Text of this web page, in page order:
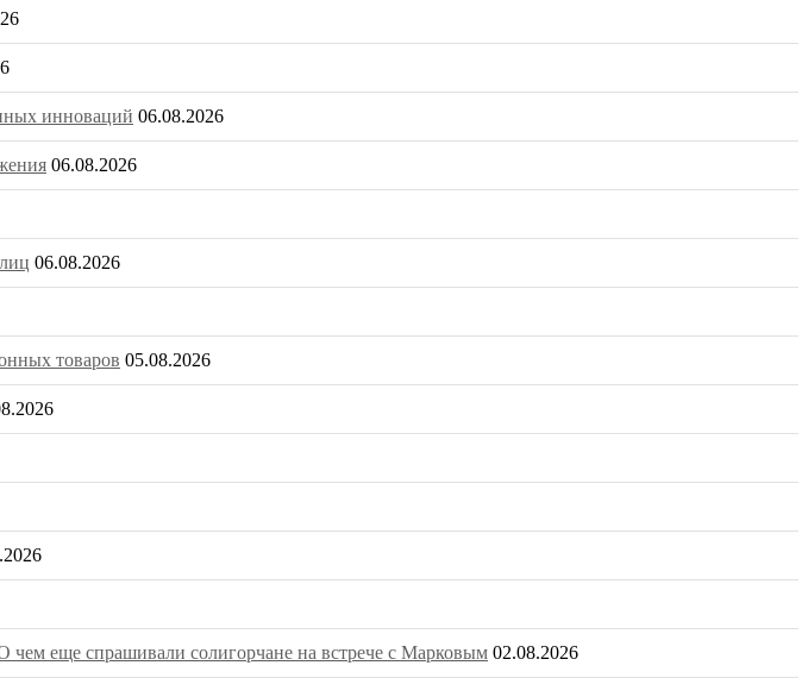
инноваций 06.08.2026
06.08.2026
06.08.2026
товаров 05.08.2026
еще спрашивали солигорчане на встрече с Марковым 02.08.2026